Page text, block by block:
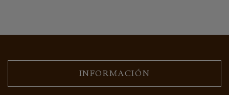
INFORMACIÓN